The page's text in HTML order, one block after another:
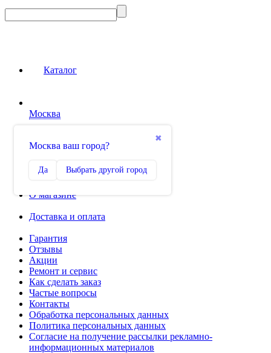
Каталог
Москва
✖
Москва ваш город?
Да Выбрать другой город
0
Избранное
О магазине
Доставка и оплата
Гарантия
Отзывы
Акции
Ремонт и сервис
Как сделать заказ
Частые вопросы
Контакты
Обработка персональных данных
Политика персональных данных
Согласие на получение рассылки рекламно-
информационных материалов